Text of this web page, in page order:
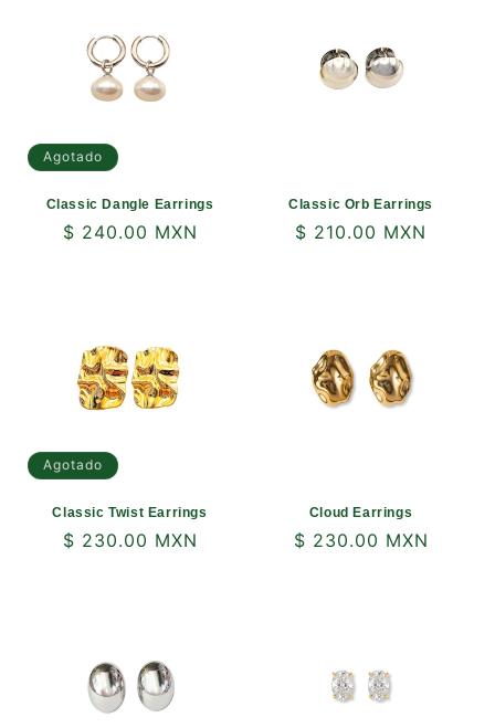
Agotado
Classic Dangle Earrings
Precio
$ 240.00 MXN
Classic Orb Earrings
Precio
$ 210.00 MXN
Agotado
Classic Twist Earrings
Precio
$ 230.00 MXN
Cloud Earrings
Precio
$ 230.00 MXN